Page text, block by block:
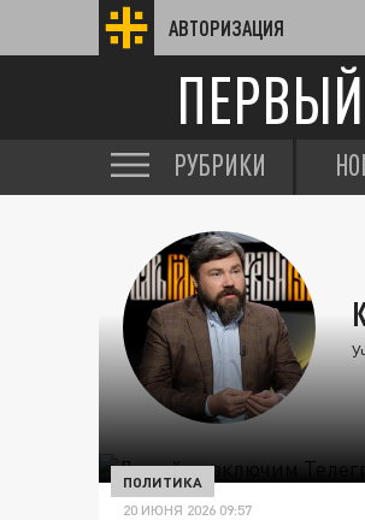
АВТОРИЗАЦИЯ
РУБРИКИ
ПОЛИТИКА
20 ИЮНЯ 2026 09:57